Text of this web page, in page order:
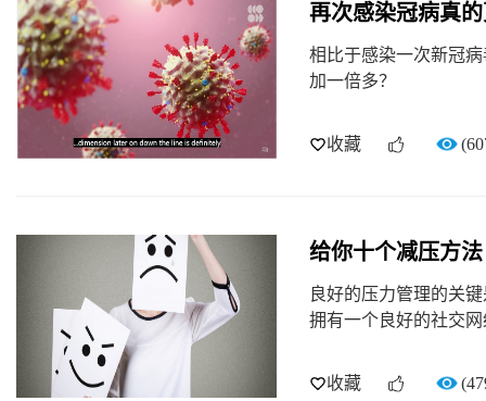
再次感染冠病真
相比于感染一次新冠
加一倍多？
收藏
给你十个减压方法
良好的压力管理的关
拥有一个良好的社交
收藏